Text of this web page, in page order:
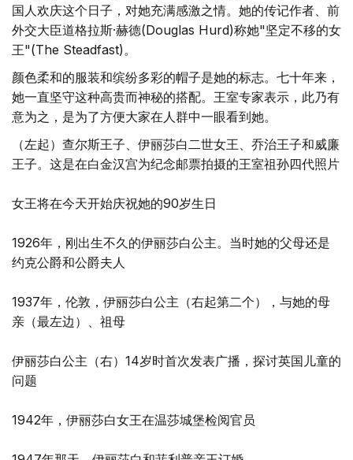
国人欢庆这个日子，对她充满感激之情。她的传记作者、前
外交大臣道格拉斯·赫德(Douglas Hurd)称她"坚定不移的女
王"(The Steadfast)。
颜色柔和的服装和缤纷多彩的帽子是她的标志。七十年来，
她一直坚守这种高贵而神秘的搭配。王室专家表示，此乃有
意为之，是为了方便大家在人群中一眼看到她。
（左起）查尔斯王子、伊丽莎白二世女王、乔治王子和威廉
王子。这是在白金汉宫为纪念邮票拍摄的王室祖孙四代照片
女王将在今天开始庆祝她的90岁生日
1926年，刚出生不久的伊丽莎白公主。当时她的父母还是
约克公爵和公爵夫人
1937年，伦敦，伊丽莎白公主（右起第二个），与她的母
亲（最左边）、祖母
伊丽莎白公主（右）14岁时首次发表广播，探讨英国儿童的
问题
1942年，伊丽莎白女王在温莎城堡检阅官员